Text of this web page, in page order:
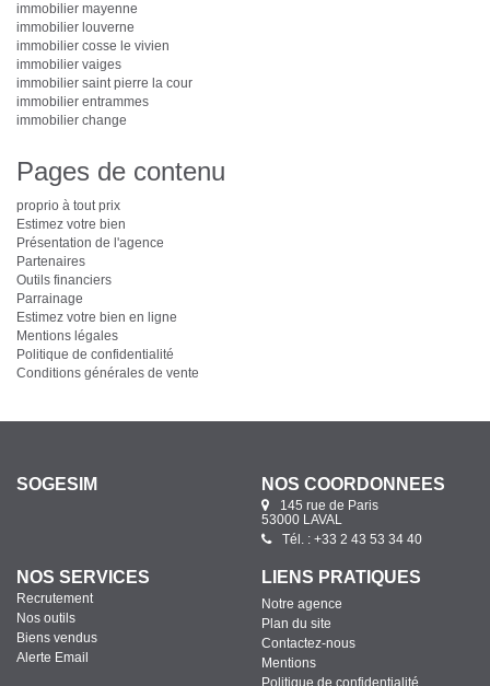
immobilier mayenne
immobilier louverne
immobilier cosse le vivien
immobilier vaiges
immobilier saint pierre la cour
immobilier entrammes
immobilier change
Pages de contenu
proprio à tout prix
Estimez votre bien
Présentation de l'agence
Partenaires
Outils financiers
Parrainage
Estimez votre bien en ligne
Mentions légales
Politique de confidentialité
Conditions générales de vente
SOGESIM NOS COORDONNÉES
145 rue de Paris
53000 LAVAL
Tél. : +33 2 43 53 34 40
NOS SERVICES
Recrutement
Nos outils
Biens vendus
Alerte Email
LIENS PRATIQUES
Notre agence
Plan du site
Contactez-nous
Mentions